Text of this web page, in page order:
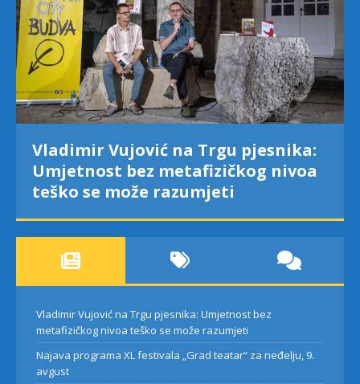
Najava programa XL festivala
„Grad teatar“ za neđelju, 9. avgust
Vladimir Vujović na Trgu pjesnika: Umjetnost bez
metafizičkog nivoa teško se može razumjeti
Najava programa XL festivala „Grad teatar“ za neđelju, 9.
avgust